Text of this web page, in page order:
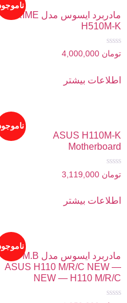
ناموجود
مادربرد ایسوس مدل PRIME
H510M-K
امتیاز
5
تومان4,000,000
اطلاعات بیشتر
ناموجود
ASUS H110M-K
Motherboard
امتیاز
5
تومان3,119,000
اطلاعات بیشتر
ناموجود
مادربرد ایسوس مدل M.B
ASUS H110 M/R/C NEW —
NEW — H110 M/R/C